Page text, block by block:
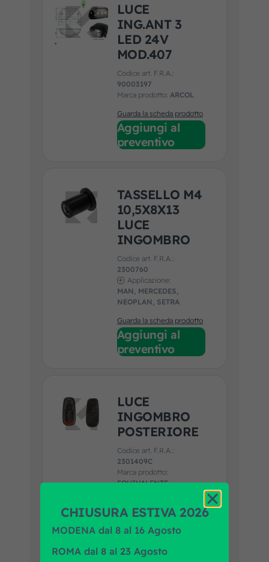
LUCE
ING.ANT 3
LED 24V
MOD.407
Codice art. F.R.A.:
90003197
Marca prodotto: ARCOL
Guarda la scheda prodotto
Aggiungi al
preventivo
TASSELLO M4
10,5X8X13
LUCE
INGOMBRO
Codice art. F.R.A.:
2300760
Applicazione:
MAN, MERCEDES,
NEOPLAN, SETRA
Guarda la scheda prodotto
Aggiungi al
preventivo
LUCE
INGOMBRO
POSTERIORE
Codice art. F.R.A.:
2301409C
Marca prodotto:
EQUIVALENTE
Guarda la scheda prodotto
Aggiungi al
preventivo
CHIUSURA ESTIVA 2026
MODENA dal 8 al 16 Agosto
ROMA dal 8 al 23 Agosto